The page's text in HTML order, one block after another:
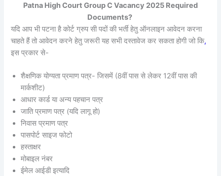
Patna High Court Group C Vacancy 2025 Required
Documents?
यदि आप भी पटना है कोर्ट ग्रुप सी पदों की भर्ती हेतु ऑनलाइन आवेदन करना
चाहते हैं तो आवेदन करने हेतु जरूरी यह सभी दस्तावेज कर सकता होगी जो कि,
इस प्रकार से-
शैक्षणिक योग्यता प्रमाण पत्र- जिसमें (8वीं पास से लेकर 12वीं पास की
मार्कशीट)
आधार कार्ड या अन्य पहचान पत्र
जाति प्रमाण पत्र (यदि लागू हो)
निवास प्रमाण पत्र
पासपोर्ट साइज फोटो
हस्ताक्षर
मोबाइल नंबर
ईमेल आईडी इत्यादि